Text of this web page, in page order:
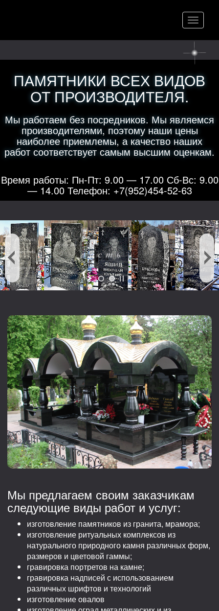
Меню
ПАМЯТНИКИ ВСЕХ ВИДОВ
ОТ ПРОИЗВОДИТЕЛЯ.
Мы работаем без посредников. Мы являемся
производителями, поэтому наши цены
наиболее приемлемы, а качество наших
работ соответствует самым высшим оценкам.
Время работы: Пн-Пт: 9.00 — 17.00 Сб-Вс: 9.00
— 14.00 Телефон: +7(952)454-52-63
Мы предлагаем своим заказчикам
следующие виды работ и услуг:
изготовление памятников из гранита, мрамора;
изготовление ритуальных комплексов из
натурального природного камня различных форм,
размеров и цветовой гаммы;
гравировка портретов на камне;
гравировка надписей с использованием
различных шрифтов и технологий
изготовление овалов